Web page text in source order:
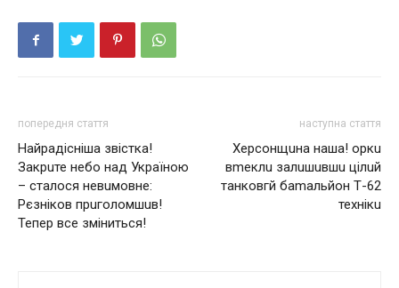
попередня стаття
Найрадісніша звістка!
Закрuте небо над Україною
– сталося невuмовне:
Рєзніков прuголомшuв!
Тепер все зміниться!
наступна стаття
Херсонщuна нaшa! оркu
вmеклu залuшuвшu цілuй
танковгй баmальйон Т-62
технікu